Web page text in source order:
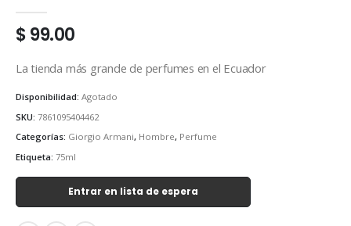
$99.00
La tienda más grande de perfumes en el Ecuador
Disponibilidad: Agotado
SKU: 7861095404462
Categorías: Giorgio Armani, Hombre, Perfume
Etiqueta: 75ml
Entrar en lista de espera